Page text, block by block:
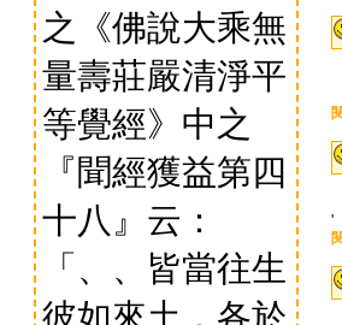
之《佛說大乘無
量壽莊嚴清淨平
等覺經》中之
『聞經獲益第四
十八』云：
「、、皆當往生
彼如來土，各於
'